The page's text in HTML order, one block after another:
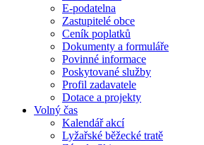
E-podatelna
Zastupitelé obce
Ceník poplatků
Dokumenty a formuláře
Povinné informace
Poskytované služby
Profil zadavatele
Dotace a projekty
Volný čas
Kalendář akcí
Lyžařské běžecké tratě